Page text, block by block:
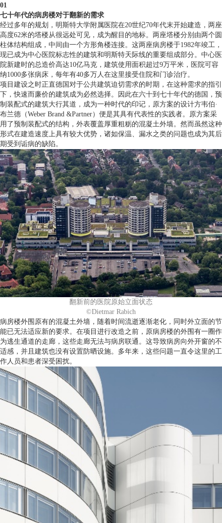
01
七十年代的病房楼对于翻新的需求
经过多年的规划，明斯特大学附属医院在20世纪70年代末开始建造，两座
高度62米的塔楼从很远处可见，成为醒目的地标。两座塔楼分别由两个圆
柱体结构组成，中间由一个方形角楼连接。这两座病房楼于1982年竣工，
现已成为中心医院标志性的建筑和明斯特天际线的重要组成部分。中心医
院新建时的总造价高达10亿马克，建筑使用面积超过9万平米，医院可容
纳1000多张病床，每年有40多万人在这里接受住院和门诊治疗。
项目建设之时正直德国对于公共建筑迫切需求的时期，在这种需求的指引
下，快速而廉价的建筑成为必然选择。因此在六十到七十年代的德国，预
制装配式的建筑大行其道，成为一种时代的印记，原方案的设计方韦伯·
布兰德（Weber Brand &Partner）便是其具有代表性的实践者。原方案采
用了预制装配式的结构，外表覆盖厚重粗粝的混凝土外墙。然而虽然这种
形式在建造速度上具有较大优势，诸如保温、漏水之类的问题也成为其后
期受到诟病的缺陷。
翻新前的医院原始立面状态
©Dietmar Rabich
病房楼外围原有的混凝土外墙，随着时间流逝逐渐老化，同时外立面的节
能已无法适应新的要求。在项目进行改造之前，原病房楼的外围有一圈作
为逃生通道的走廊，这些走廊无法与病房联通。这导致病房向外开窗的不
适感，并且建筑也没有设置防晒设施。多年来，这些问题一直令这里的工
作人员和患者深受困扰。